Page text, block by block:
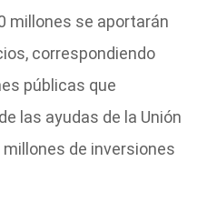
millones se aportarán
correspondiendo
públicas que
las ayudas de la Unión
de inversiones